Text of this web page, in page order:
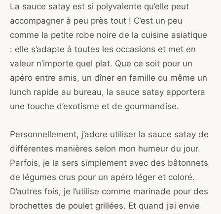
La sauce satay est si polyvalente qu’elle peut
accompagner à peu près tout ! C’est un peu
comme la petite robe noire de la cuisine asiatique
: elle s’adapte à toutes les occasions et met en
valeur n’importe quel plat. Que ce soit pour un
apéro entre amis, un dîner en famille ou même un
lunch rapide au bureau, la sauce satay apportera
une touche d’exotisme et de gourmandise.
Personnellement, j’adore utiliser la sauce satay de
différentes manières selon mon humeur du jour.
Parfois, je la sers simplement avec des bâtonnets
de légumes crus pour un apéro léger et coloré.
D’autres fois, je l’utilise comme marinade pour des
brochettes de poulet grillées. Et quand j’ai envie